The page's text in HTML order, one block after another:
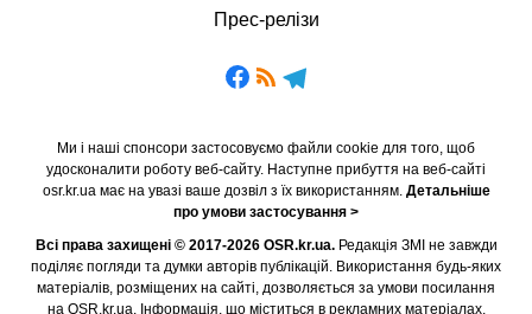
Прес-релізи
Ми і наші спонсори застосовуємо файли cookie для того, щоб
удосконалити роботу веб-сайту. Наступне прибуття на веб-сайті
osr.kr.ua має на увазі ваше дозвіл з їх використанням. Детальніше
про умови застосування >
Всі права захищені © 2017-2026 OSR.kr.ua.Редакція ЗМІ не завжди
поділяє погляди та думки авторів публікацій. Використання будь-яких
матеріалів, розміщених на сайті, дозволяється за умови посилання
на OSR.kr.ua. Інформація, що міститься в рекламних матеріалах,